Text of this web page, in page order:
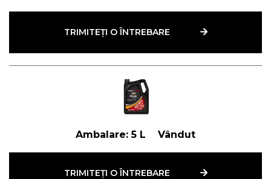
TRIMITEȚI O ÎNTREBARE
Ambalare: 5 L Vândut
TRIMITEȚI O ÎNTREBARE